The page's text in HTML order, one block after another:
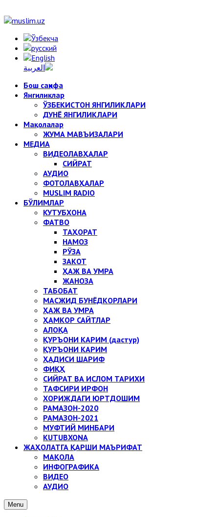
Бош саҳифа
Янгиликлар
ЎЗБЕКИСТОН ЯНГИЛИКЛАРИ
ДУНЁ ЯНГИЛИКЛАРИ
Мақолалар
ЖУМА МАВЪИЗАЛАРИ
МЕДИА
ВИДЕОЛАВҲАЛАР
СИЙРАТ
АУДИО
ФОТОЛАВҲАЛАР
MUSLIM RADIO
БЎЛИМЛАР
КУТУБХОНА
ФАТВО
ТАҲОРАТ
НАМОЗ
РЎЗА
ЗАКОТ
ҲАЖ ВА УМРА
ЖАНОЗА
ТАБОБАТ
МАСЖИД БУНЁДКОРЛАРИ
ҲАЖ ВА УМРА
ҲАМКОР САЙТЛАР
АЛОҚА
ҚУРЪОНИ КАРИМ (дастур)
ҚУРЪОНИ КАРИМ
ҲАДИСИ ШАРИФ
ФИҚҲ
СИЙРАТ ВА ИСЛОМ ТАРИХИ
ТАФСИРИ ИРФОН
ХОРИЖДАГИ ЮРТДОШИМ
РАМАЗОН-2020
РАМАЗОН-2021
МУФТИЙ МИНБАРИ
KUTUBXONA
ЖАҲОЛАТГА ҚАРШИ МАЪРИФАТ
МАҚОЛА
ИНФОГРАФИКА
ВИДЕО
АУДИО
Menu